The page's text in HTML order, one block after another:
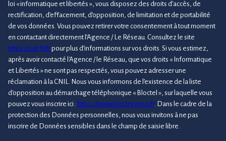
loi « informatique et libertés », vous disposez des droits d’accès, de
rectification, d’effacement, d’opposition, de limitation et de portabilité
de vos données. Vous pouvez retirer votre consentement à tout moment
en contactant directement l’Agence / Le Réseau. Consultez le site
https://cnil.fr/frpour plus d’informations sur vos droits. Si vous estimez,
après avoir contacté l'Agence / le Réseau, que vos droits « Informatique
et Libertés » ne sont pas respectés, vous pouvez adresser une
réclamation à la CNIL. Nous vous informons de l’existence de la liste
d'opposition au démarchage téléphonique « Bloctel », sur laquelle vous
pouvez vous inscrire ici : https://www.bloctel.gouv.fr. Dans le cadre de la
protection des Données personnelles, nous vous invitons à ne pas
inscrire de Données sensibles dans le champ de saisie libre.